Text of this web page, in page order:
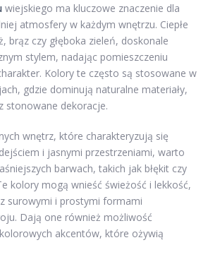
wiejskiego ma kluczowe znaczenie dla
atmosfery w każdym wnętrzu. Ciepłe
brąz czy głęboka zieleń, doskonale
stylem, nadając pomieszczeniu
Kolory te często są stosowane w
gdzie dominują naturalne materiały,
stonowane dekoracje.
wnętrz, które charakteryzują się
i jasnymi przestrzeniami, warto
barwach, takich jak błękit czy
kolory mogą wnieść świeżość i lekkość,
surowymi i prostymi formami
Dają one również możliwość
akcentów, które ożywią